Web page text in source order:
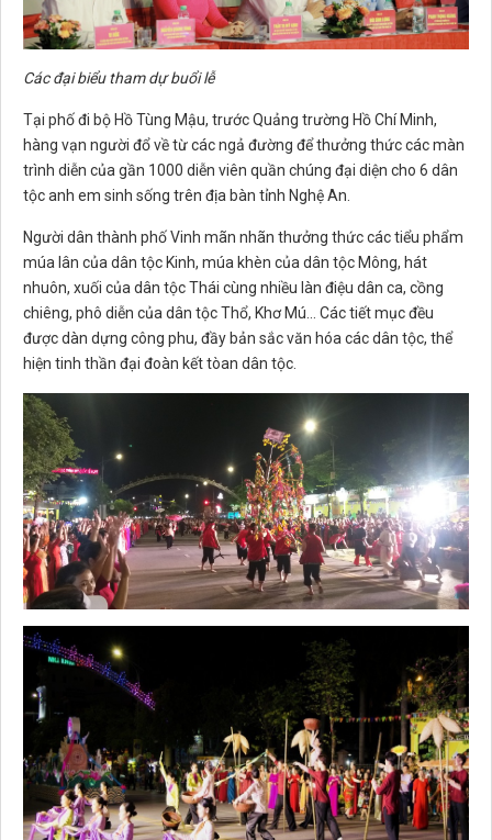
Các đại biểu tham dự buổi lễ
Tại phố đi bộ Hồ Tùng Mậu, trước Quảng trường Hồ Chí Minh,
hàng vạn người đổ về từ các ngả đường để thưởng thức các màn
trình diễn của gần 1000 diễn viên quần chúng đại diện cho 6 dân
tộc anh em sinh sống trên địa bàn tỉnh Nghệ An.
Người dân thành phố Vinh mãn nhãn thưởng thức các tiểu phẩm
múa lân của dân tộc Kinh, múa khèn của dân tộc Mông, hát
nhuôn, xuối của dân tộc Thái cùng nhiều làn điệu dân ca, cồng
chiêng, phô diễn của dân tộc Thổ, Khơ Mú... Các tiết mục đều
được dàn dựng công phu, đầy bản sắc văn hóa các dân tộc, thể
hiện tinh thần đại đoàn kết tòan dân tộc.